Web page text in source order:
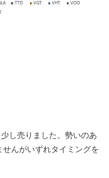
し売りました。勢いのあ
んがいずれタイミングを